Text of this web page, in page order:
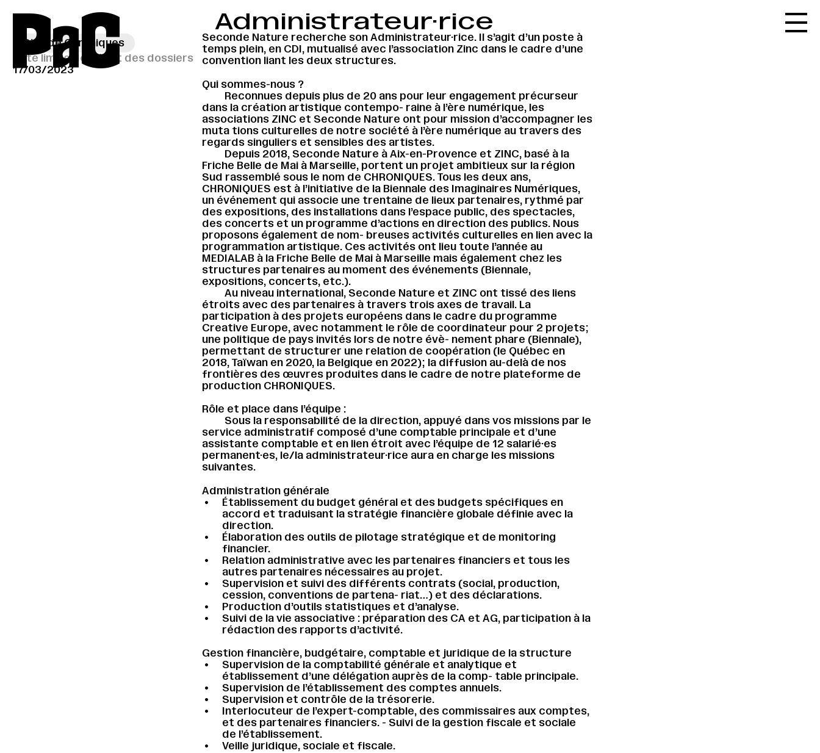
PaC
Accueil
Administrateur·rice
Site de Chroniques
Date limite de dépôt des dossiers
17/03/2023
Seconde Nature recherche son Administrateur·rice. Il s’agit d’un poste à
temps plein, en CDI, mutualisé avec l’association Zinc dans le cadre d’une
convention liant les deux structures.
Qui sommes-nous ?
Reconnues depuis plus de 20 ans pour leur engagement précurseur
dans la création artistique contempo- raine à l’ère numérique, les
associations ZINC et Seconde Nature ont pour mission d’accompagner les
muta tions culturelles de notre société à l’ère numérique au travers des
regards singuliers et sensibles des artistes.
Depuis 2018, Seconde Nature à Aix-en-Provence et ZINC, basé à la
Friche Belle de Mai à Marseille, portent un projet ambitieux sur la région
Sud rassemblé sous le nom de CHRONIQUES. Tous les deux ans,
CHRONIQUES est à l’initiative de la Biennale des Imaginaires Numériques,
un événement qui associe une trentaine de lieux partenaires, rythmé par
des expositions, des installations dans l’espace public, des spectacles,
des concerts et un programme d’actions en direction des publics. Nous
proposons également de nom- breuses activités culturelles en lien avec la
programmation artistique. Ces activités ont lieu toute l’année au
MEDIALAB à la Friche Belle de Mai à Marseille mais également chez les
structures partenaires au moment des événements (Biennale,
expositions, concerts, etc.).
Au niveau international, Seconde Nature et ZINC ont tissé des liens
étroits avec des partenaires à travers trois axes de travail. La
participation à des projets européens dans le cadre du programme
Creative Europe, avec notamment le rôle de coordinateur pour 2 projets;
une politique de pays invités lors de notre évè- nement phare (Biennale),
permettant de structurer une relation de coopération (le Québec en
2018, Taïwan en 2020, la Belgique en 2022); la diffusion au-delà de nos
frontières des œuvres produites dans le cadre de notre plateforme de
production CHRONIQUES.
Rôle et place dans l’équipe :
Sous la responsabilité de la direction, appuyé dans vos missions par le
service administratif composé d’une comptable principale et d’une
assistante comptable et en lien étroit avec l’équipe de 12 salarié·es
permanent·es, le/la administrateur·rice aura en charge les missions
suivantes.
Administration générale
Établissement du budget général et des budgets spécifiques en
accord et traduisant la stratégie financière globale définie avec la
direction.
Élaboration des outils de pilotage stratégique et de monitoring
financier.
Relation administrative avec les partenaires financiers et tous les
autres partenaires nécessaires au projet.
Supervision et suivi des différents contrats (social, production,
cession, conventions de partena- riat…) et des déclarations.
Production d’outils statistiques et d’analyse.
Suivi de la vie associative : préparation des CA et AG, participation à la
rédaction des rapports d’activité.
Gestion financière, budgétaire, comptable et juridique de la structure
Supervision de la comptabilité générale et analytique et
établissement d’une délégation auprès de la comp- table principale.
Supervision de l’établissement des comptes annuels.
Supervision et contrôle de la trésorerie.
Interlocuteur de l’expert-comptable, des commissaires aux comptes,
et des partenaires financiers. - Suivi de la gestion fiscale et sociale
de l’établissement.
Veille juridique, sociale et fiscale.